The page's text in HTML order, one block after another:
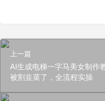
上一篇
AI生成电梯一字马美女制作
被割韭菜了，全流程实操